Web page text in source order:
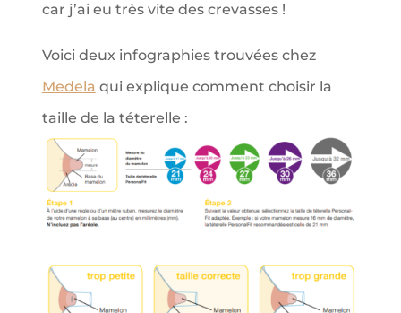
car j’ai eu très vite des crevasses !
Voici deux infographies trouvées chez
Medela qui explique comment choisir la
taille de la téterelle :